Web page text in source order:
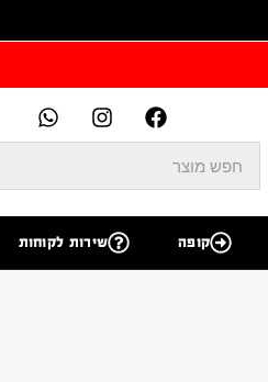
קופה שירות לקוחות